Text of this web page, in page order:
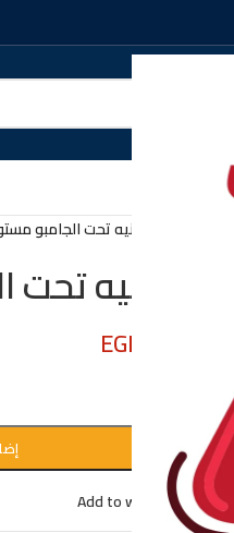
شنطه بطانيه تحت الجامبو
بطانيه تحت
EGP
Add to wishlist